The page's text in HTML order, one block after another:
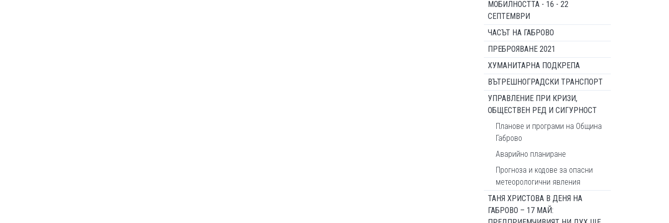
МОБИЛНОСТТА - 16 - 22
СЕПТЕМВРИ
ЧАСЪТ НА ГАБРОВО
ПРЕБРОЯВАНЕ 2021
ХУМАНИТАРНА ПОДКРЕПА
ВЪТРЕШНОГРАДСКИ ТРАНСПОРТ
УПРАВЛЕНИЕ ПРИ КРИЗИ,
ОБЩЕСТВЕН РЕД И СИГУРНОСТ
Планове и програми на Община
Габрово
Аварийно планиране
Прогноза и кодове за опасни
метеорологични явления
ТАНЯ ХРИСТОВА В ДЕНЯ НА
ГАБРОВО – 17 МАЙ: